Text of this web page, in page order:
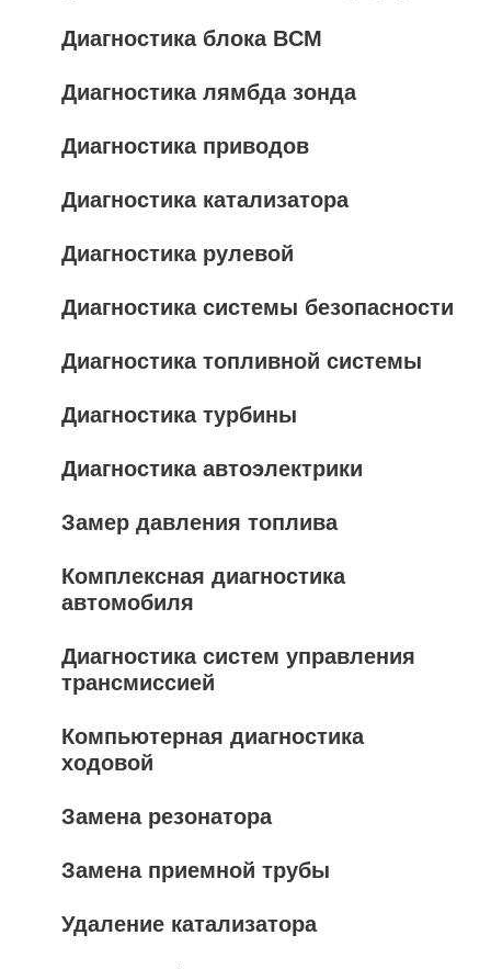
Диагностика блока BCM
Диагностика лямбда зонда
Диагностика приводов
Диагностика катализатора
Диагностика рулевой
Диагностика системы безопасности
Диагностика топливной системы
Диагностика турбины
Диагностика автоэлектрики
Замер давления топлива
Комплексная диагностика
автомобиля
Диагностика систем управления
трансмиссией
Компьютерная диагностика
ходовой
Замена резонатора
Замена приемной трубы
Удаление катализатора